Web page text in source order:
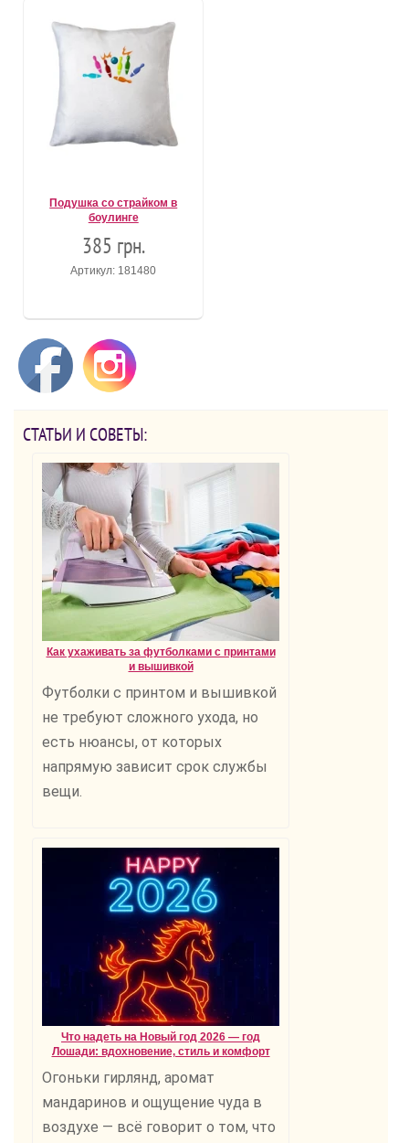
Подушка со страйком в
боулинге
385 грн.
Артикул: 181480
СТАТЬИ И СОВЕТЫ:
Как ухаживать за футболками с принтами
и вышивкой
Футболки с принтом и вышивкой
не требуют сложного ухода, но
есть нюансы, от которых
напрямую зависит срок службы
вещи.
Что надеть на Новый год 2026 — год
Лошади: вдохновение, стиль и комфорт
Огоньки гирлянд, аромат
мандаринов и ощущение чуда в
воздухе — всё говорит о том, что